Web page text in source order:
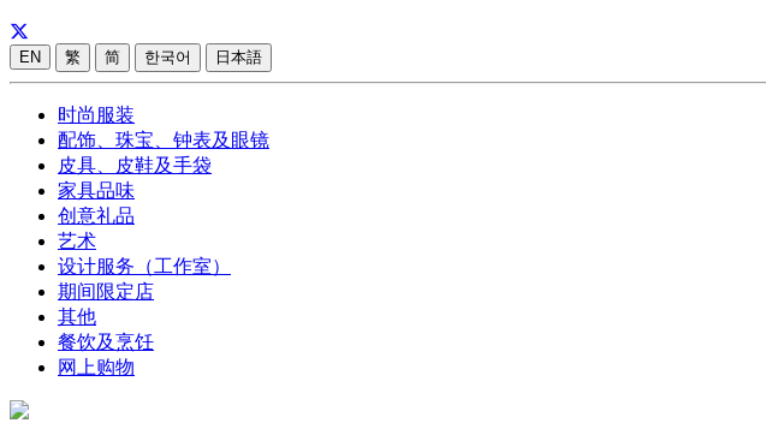
EN 繁 简 한국어 日本語
时尚服装
配饰、珠宝、钟表及眼镜
皮具、皮鞋及手袋
家具品味
创意礼品
艺术
设计服务（工作室）
期间限定店
其他
餐饮及烹饪
网上购物